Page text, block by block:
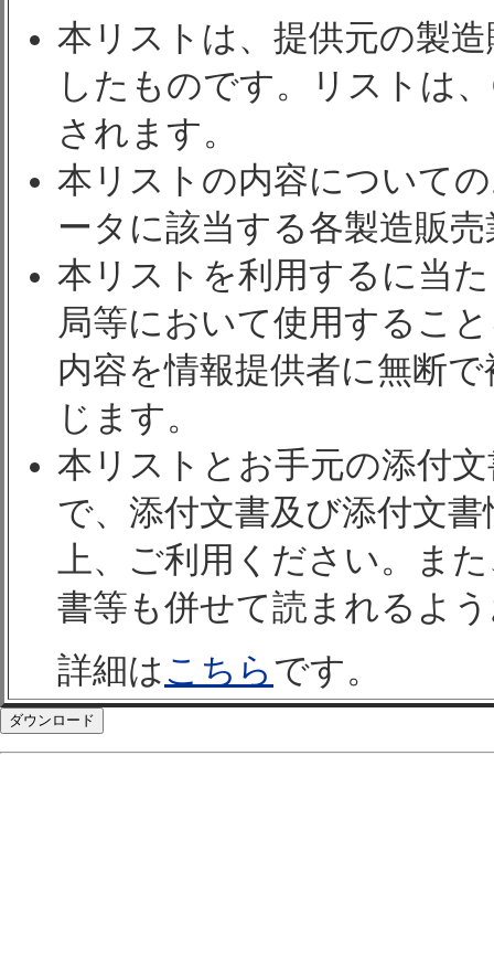
本リストは、提供元の製
したものです。リストは
されます。
本リストの内容について
ータに該当する各製造販
本リストを利用するに当
局等において使用するこ
内容を情報提供者に無断
じます。
本リストとお手元の添付
で、添付文書及び添付文
上、ご利用ください。ま
書等も併せて読まれるよ
詳細は こちら です。